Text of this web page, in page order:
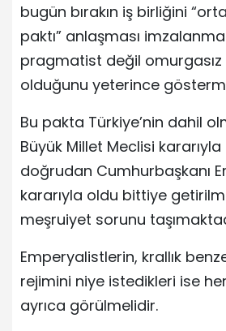
bugün bırakın iş birliğini
paktı” anlaşması
pragmatist değil
olduğunu yeterince
Bu pakta Türkiye’nin dahil
Büyük Millet Meclisi
doğrudan Cumhurbaşkanı
kararıyla oldu bittiye
meşruiyet sorunu
Emperyalistlerin, krallık
rejimini niye istedikleri ise
ayrıca görülmelidir.